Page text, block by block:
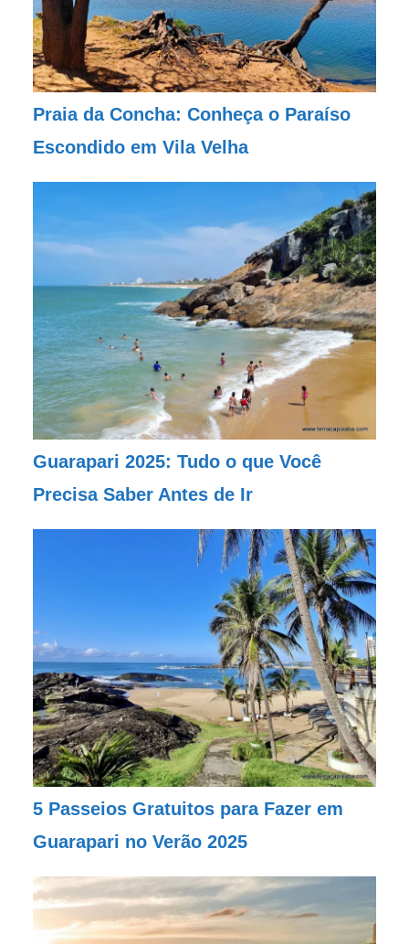
Praia da Concha: Conheça o Paraíso
Escondido em Vila Velha
Guarapari 2025: Tudo o que Você
Precisa Saber Antes de Ir
5 Passeios Gratuitos para Fazer em
Guarapari no Verão 2025